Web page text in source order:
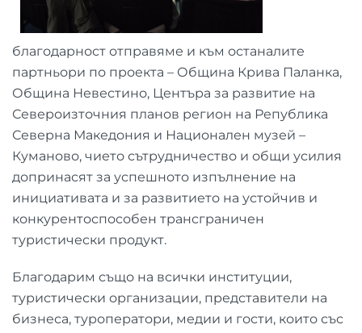
благодарност отправяме и към останалите
партньори по проекта – Община Крива Паланка,
Община Невестино, Центъра за развитие на
Североизточния планов регион на Република
Северна Македония и Национален музей –
Куманово, чието сътрудничество и общи усилия
допринасят за успешното изпълнение на
инициативата и за развитието на устойчив и
конкурентоспособен трансграничен
туристически продукт.
Благодарим също на всички институции,
туристически организации, представители на
бизнеса, туроператори, медии и гости, които със